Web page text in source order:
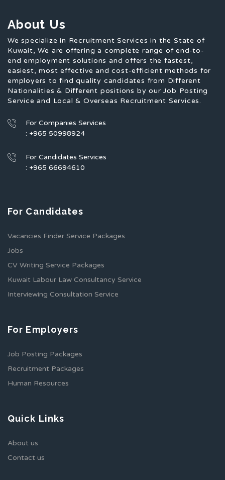
About Us
We specialize in Recruitment Services in the State of
Kuwait, We are offering a complete range of end-to-
end employment solutions and offers the fastest,
easiest, most effective and cost-efficient methods for
employers to find quality candidates from Different
Nationalities & Different positions by our Job Posting
Service and Local & Overseas Recruitment Services.
For Companies Services
: +965 50998924
For Candidates Services
: +965 66694610
For Candidates
Vacancies Finder Service Packages
Jobs
CV Writing Service Packages
Kuwait Labour Law Consultancy Service
Interviewing Consultation Service
For Employers
Job Posting Packages
Recruitment Packages
Human Resources
Quick Links
About us
Contact us